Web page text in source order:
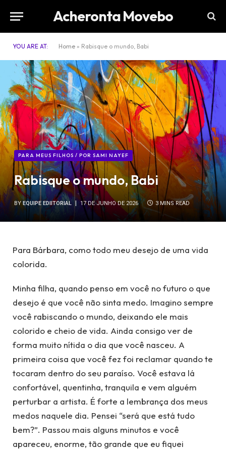
Acheronta Movebo
YOU ARE AT: Home » Rabisque o mundo, Babi
PARA MEUS FILHOS / POR SAMI NAYEF
Rabisque o mundo, Babi
BY EQUIPE EDIITORIAL 17 DE JUNHO DE 2026 3 MINS READ
Para Bárbara, como todo meu desejo de uma vida
colorida.
Minha filha, quando penso em você no futuro o que
desejo é que você não sinta medo. Imagino sempre
você rabiscando o mundo, deixando ele mais
colorido e cheio de vida. Ainda consigo ver de
forma muito nítida o dia que você nasceu. A
primeira coisa que você fez foi reclamar quando te
tocaram dentro do seu paraíso. Você estava lá
confortável, quentinha, tranquila e vem alguém
perturbar a artista. É forte a lembrança dos meus
medos naquele dia. Pensei “será que está tudo
bem?”. Passou mais alguns minutos e você
apareceu, enorme, tão grande que eu fiquei